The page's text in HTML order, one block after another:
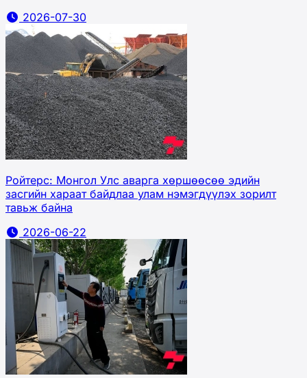
2026-07-30
Ройтерс: Монгол Улс аварга хөршөөсөө эдийн
засгийн хараат байдлаа улам нэмэгдүүлэх зорилт
тавьж байна
2026-06-22